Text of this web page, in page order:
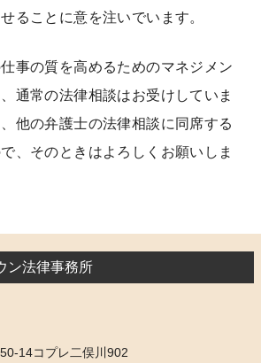
ることに意を注いでいます。
事の質を高めるためのマネジメン
通常の法律相談はお受けしていま
他の弁護士の法律相談に同席する
、そのときはよろしくお願いしま
ン法律事務所
14コプレ二俣川902